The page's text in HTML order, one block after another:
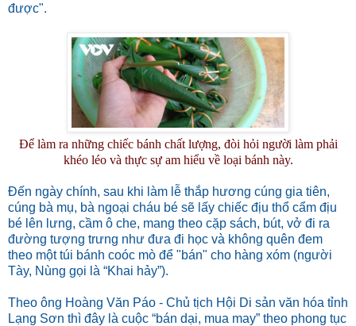
được".
Để làm ra những chiếc bánh chất lượng, đòi hỏi người làm phải
khéo léo và thực sự am hiểu về loại bánh này.
Đến ngày chính, sau khi làm lễ thắp hương cúng gia tiên,
cúng bà mụ, bà ngoại cháu bé sẽ lấy chiếc địu thổ cẩm địu
bé lên lưng, cầm ô che, mang theo cặp sách, bút, vở đi ra
đường tượng trưng như đưa đi học và không quên đem
theo một túi bánh coóc mò để "bán" cho hàng xóm (người
Tày, Nùng gọi là “Khai hảy”).
Theo ông Hoàng Văn Páo - Chủ tịch Hội Di sản văn hóa tỉnh
Lạng Sơn thì đây là cuộc “bán dại, mua may” theo phong tục